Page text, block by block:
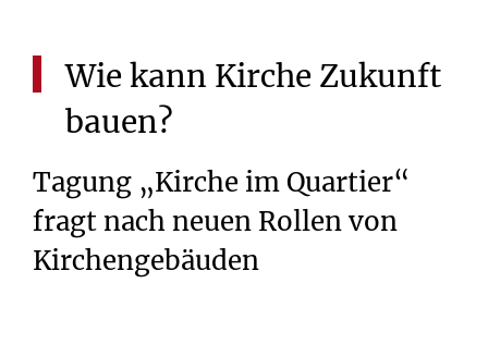
Wie kann Kirche Zukunft
bauen?
Tagung „Kirche im Quartier“
fragt nach neuen Rollen von
Kirchengebäuden